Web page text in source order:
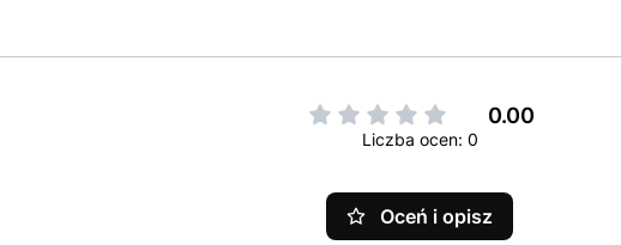
0.00
Liczba ocen: 0
Oceń i opisz